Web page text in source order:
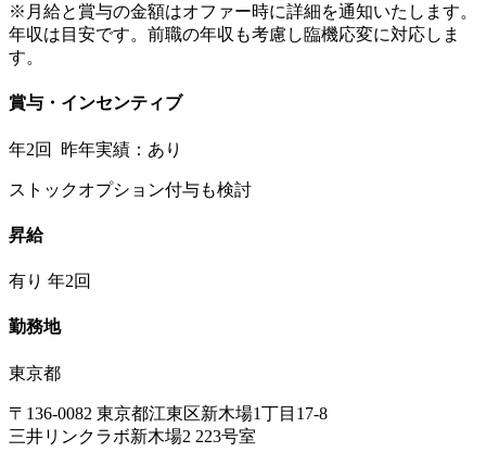
※月給と賞与の金額はオファー時に詳細を通知いたします。
年収は目安です。前職の年収も考慮し臨機応変に対応しま
す。
賞与・インセンティブ
年2回 昨年実績：あり
ストックオプション付与も検討
昇給
有り 年2回
勤務地
東京都
〒136-0082 東京都江東区新木場1丁目17-8
三井リンクラボ新木場2 223号室